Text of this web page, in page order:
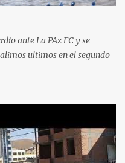
ante La PAz FC y se
ultimos en el segundo